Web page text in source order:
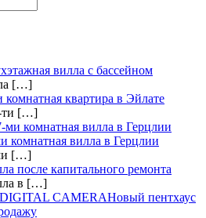
вилла с бассейном
[…]
комнатная квартира в Эйлате
ти […]
комнатная вилла в Герцлии
[…]
после капитального ремонта
в […]
Новый пентхаус